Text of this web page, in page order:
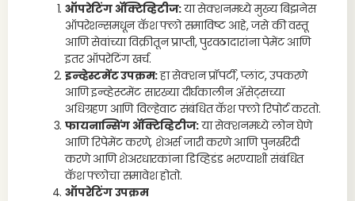
ऑपरेटिंग ॲक्टिव्हिटीज:या सेक्शनमध्ये मुख्य बिझनेस
ऑपरेशन्समधून कॅश फ्लो समाविष्ट आहे, जसे की वस्तू
आणि सेवांच्या विक्रीतून प्राप्ती, पुरवठादारांना पेमेंट आणि
इतर ऑपरेटिंग खर्च.
इन्व्हेस्टमेंट उपक्रम:हा सेक्शन प्रॉपर्टी, प्लांट, उपकरणे
आणि इन्व्हेस्टमेंट सारख्या दीर्घकालीन ॲसेट्सच्या
अधिग्रहण आणि विल्हेवाट संबंधित कॅश फ्लो रिपोर्ट करतो.
फायनान्सिंग ॲक्टिव्हिटीज:या सेक्शनमध्ये लोन घेणे
आणि रिपेमेंट करणे, शेअर्स जारी करणे आणि पुनर्खरेदी
करणे आणि शेअरधारकांना डिव्हिडंड भरण्याशी संबंधित
कॅश फ्लोचा समावेश होतो.
ऑपरेटिंग उपक्रम